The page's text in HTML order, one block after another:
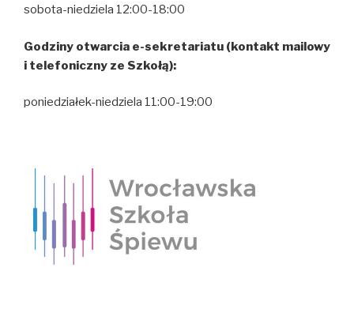
sobota-niedziela 12:00-18:00
Godziny otwarcia e-sekretariatu (kontakt mailowy
i telefoniczny ze Szkołą):
poniedziałek-niedziela 11:00-19:00